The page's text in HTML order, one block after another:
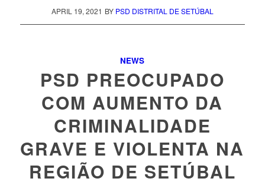
APRIL 19, 2021 BY PSD DISTRITAL DE SETÚBAL
NEWS
PSD PREOCUPADO
COM AUMENTO DA
CRIMINALIDADE
GRAVE E VIOLENTA NA
REGIÃO DE SETÚBAL